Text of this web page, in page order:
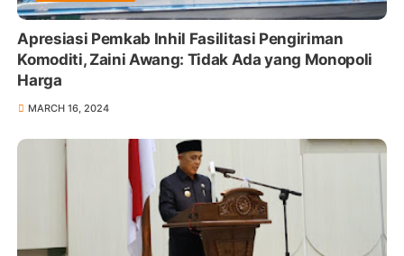
Apresiasi Pemkab Inhil Fasilitasi Pengiriman
Komoditi, Zaini Awang: Tidak Ada yang Monopoli
Harga
MARCH 16, 2024